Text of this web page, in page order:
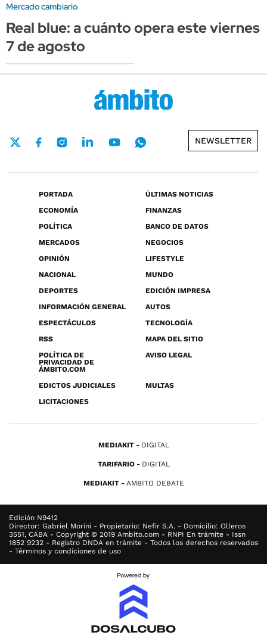
Mercado cambiario
Real blue: a cuánto opera este viernes
7 de agosto
NEWSLETTER
PORTADA
ÚLTIMAS NOTICIAS
ECONOMÍA
FINANZAS
POLÍTICA
BANCO DE DATOS
MERCADOS
NEGOCIOS
OPINIÓN
LIFESTYLE
NACIONAL
MUNDO
DEPORTES
EDICIÓN IMPRESA
INFORMACIÓN GENERAL
AUTOS
ESPECTÁCULOS
TECNOLOGÍA
RSS
MAPA DEL SITIO
POLÍTICA DE
PRIVACIDAD DE
ÁMBITO.COM
AVISO LEGAL
EDICTOS JUDICIALES
MULTAS
LICITACIONES
MEDIAKIT DIGITAL
TARIFARIO DIGITAL
MEDIAKIT AMBITO DEBATE
Edición N9412
Director: Gabriel Morini - Propietario: Nefir S.A. - Domicilio: Olleros
3551, CABA - Copyright © 2019 Ambito.com - RNPI En trámite - Issn
1852 9232 - Registro DNDA en trámite - Todos los derechos reservados
- Términos y condiciones de uso